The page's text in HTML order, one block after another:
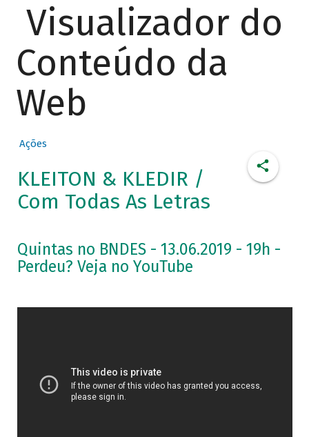
Visualizador do
Conteúdo da
Web
Ações
KLEITON & KLEDIR /
Com Todas As Letras
Quintas no BNDES - 13.06.2019 - 19h -
Perdeu? Veja no YouTube